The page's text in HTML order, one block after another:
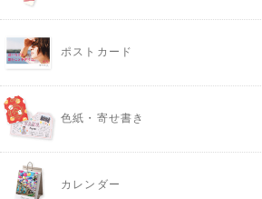
ポストカード
色紙・寄せ書き
カレンダー